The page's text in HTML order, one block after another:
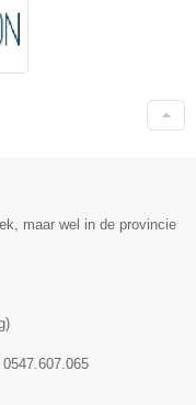
maar wel in de provincie
)
0547.607.065